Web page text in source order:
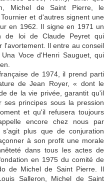
Michel de Saint Pierre, le
Tournier et d'autres signent une
en 1962. Il signe en 1971 un
de loi de Claude Peyret qui
l'avortement. Il entre au conseil
Voce d'Henri Sauguet, qui
de 1974, il prend parti
de Jean Royer, « dont le
de la vie privée, garantit qu'il
ses principes sous la pression
et qu'il refusera toujours
encore chez nous par
plus que de conjuration
à son profit une morale
dans tous les actes de
en 1975 du comité de
de Michel de Saint Pierre. Il
Salleron, Michel de Saint